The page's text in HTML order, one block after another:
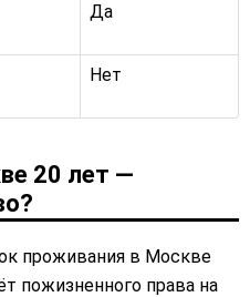
Да
Нет
20 лет —
проживания в Москве
пожизненного права на